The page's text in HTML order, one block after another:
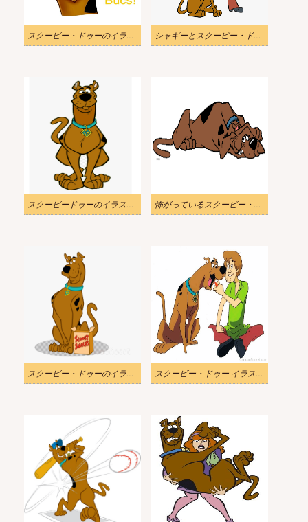
スクービー・ドゥーのイラスト画像をダウンロード シャギーとスクービー・ドゥーのイラスト
スクービードゥーのイラスト透明 怖がっているスクービー・ドゥーのイラスト
スクービー・ドゥーのイラストを無料ダウンロード スクービー・ドゥー イラスト PNG ダウンロード